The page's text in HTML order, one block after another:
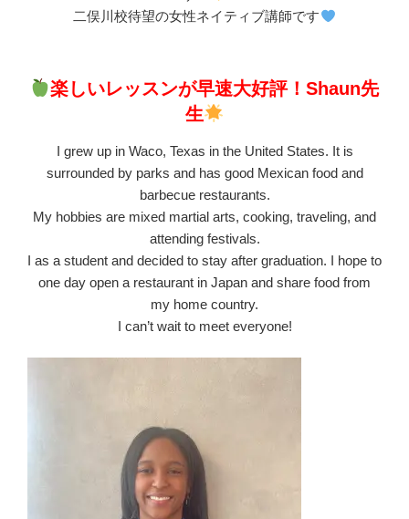
二俣川校待望の女性ネイティブ講師です
楽しいレッスンが早速大好評！Shaun先
生
I grew up in Waco, Texas in the United States. It is
surrounded by parks and has good Mexican food and
barbecue restaurants.
My hobbies are mixed martial arts, cooking, traveling, and
attending festivals.
I as a student and decided to stay after graduation. I hope to
one day open a restaurant in Japan and share food from
my home country.
I can’t wait to meet everyone!